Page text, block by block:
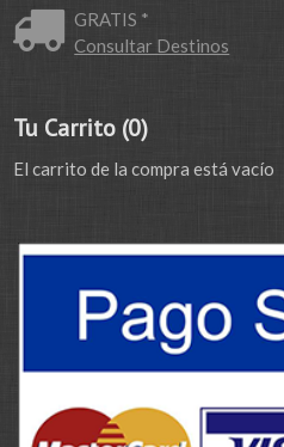
GRATIS *
Consultar Destinos
Tu Carrito (0)
El carrito de la compra está vacío